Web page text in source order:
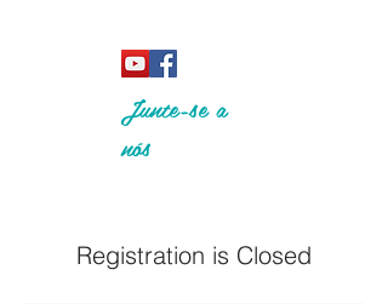
Junte-se a
nós
Registration is Closed